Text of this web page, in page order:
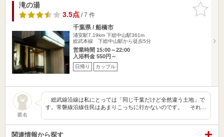
お気に入
りに追加
滝の湯
3.5点/ 7 件
千葉県 / 船橋市
浦安駅7.19km 下総中山駅361m
総武本線 下総中山駅から徒歩5分
営業時間 15:00～22:00
入浴料金 550円～
日帰り カップル
匿名
総武線沿線は私にとっては「同じ千葉だけど全然違う土地」で
す。常磐線沿線住民はあまりこっちに行かないのです。 それ…
関連情報から探す